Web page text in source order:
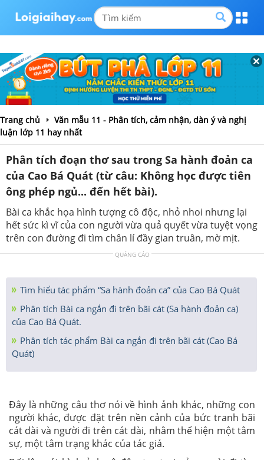
Trang chủ
Văn mẫu 11 - Phân tích, cảm nhận, dàn ý và nghị
luận lớp 11 hay nhất
Phân tích đoạn thơ sau trong Sa hành đoản ca
của Cao Bá Quát (từ câu: Không học được tiên
ông phép ngủ... đến hết bài).
Bài ca khắc họa hình tượng cô độc, nhỏ nhoi nhưng lại
hết sức kì vĩ của con người vừa quả quyết vừa tuyệt vọng
trên con đường đi tìm chân lí đầy gian truân, mờ mịt.
QUẢNG CÁO
Tìm hiểu tác phẩm “Sa hành đoản ca” của Cao Bá Quát
Phân tích Bài ca ngắn đi trên bãi cát (Sa hành đoản ca)
của Cao Bá Quát.
Phân tích tác phẩm Bài ca ngắn đi trên bãi cát (Cao Bá
Quát)
Đây là những câu thơ nói về hình ảnh khác, những con
người khác, được đặt trên nền cảnh của bức tranh bãi
cát dài và người đi trên cát dài, nhằm thể hiện một tâm
sự, một tâm trạng khác của tác giả.